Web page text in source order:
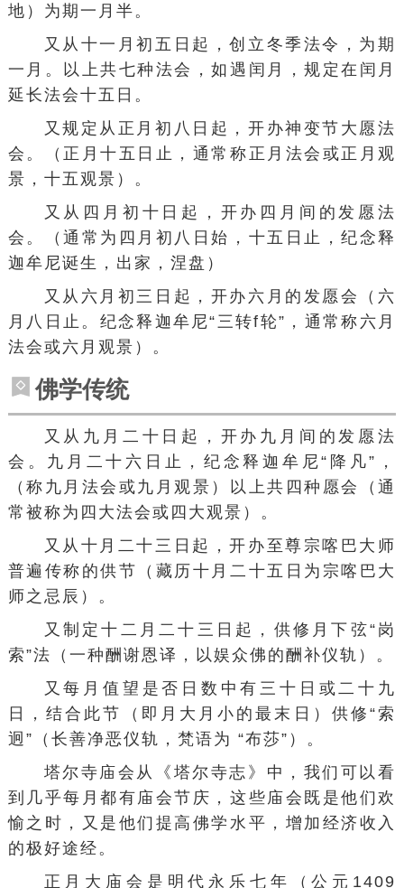
地）为期一月半。
又从十一月初五日起，创立冬季法令，为期
一月。以上共七种法会，如遇闰月，规定在闰月
延长法会十五日。
又规定从正月初八日起，开办神变节大愿法
会。（正月十五日止，通常称正月法会或正月观
景，十五观景）。
又从四月初十日起，开办四月间的发愿法
会。（通常为四月初八日始，十五日止，纪念释
迦牟尼诞生，出家，涅盘）
又从六月初三日起，开办六月的发愿会（六
月八日止。纪念释迦牟尼“三转f轮”，通常称六月
法会或六月观景）。
佛学传统
又从九月二十日起，开办九月间的发愿法
会。九月二十六日止，纪念释迦牟尼“降凡”，
（称九月法会或九月观景）以上共四种愿会（通
常被称为四大法会或四大观景）。
又从十月二十三日起，开办至尊宗喀巴大师
普遍传称的供节（藏历十月二十五日为宗喀巴大
师之忌辰）。
又制定十二月二十三日起，供修月下弦“岗
索”法（一种酬谢恩译，以娱众佛的酬补仪轨）。
又每月值望是否日数中有三十日或二十九
日，结合此节（即月大月小的最末日）供修“索
迥”（长善净恶仪轨，梵语为 “布莎”）。
塔尔寺庙会从《塔尔寺志》中，我们可以看
到几乎每月都有庙会节庆，这些庙会既是他们欢
愉之时，又是他们提高佛学水平，增加经济收入
的极好途经。
正月大庙会是明代永乐七年（公元1409